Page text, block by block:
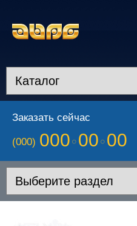
Заказать сейчас
(000) 000 00 00